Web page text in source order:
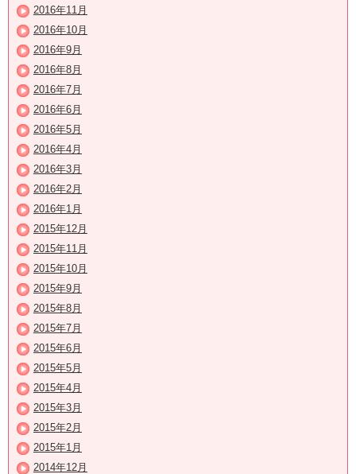
2016年11月
2016年10月
2016年9月
2016年8月
2016年7月
2016年6月
2016年5月
2016年4月
2016年3月
2016年2月
2016年1月
2015年12月
2015年11月
2015年10月
2015年9月
2015年8月
2015年7月
2015年6月
2015年5月
2015年4月
2015年3月
2015年2月
2015年1月
2014年12月